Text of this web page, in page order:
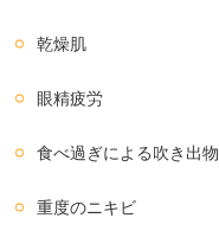
乾燥肌
眼精疲労
食べ過ぎによる吹き出物
重度のニキビ